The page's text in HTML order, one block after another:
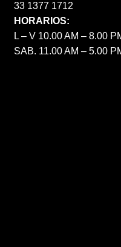
33 1377 1712
HORARIOS:
L – V 10.00 AM – 8.00
SAB. 11.00 AM – 5.00